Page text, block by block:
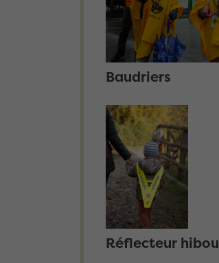
Baudriers
Réflecteur hibou